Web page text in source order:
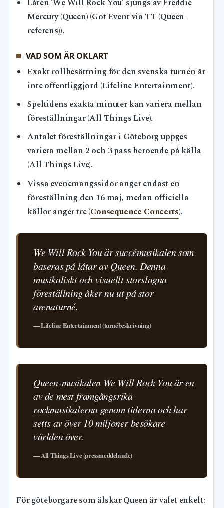
Låten ’We Will Rock You’ sjungs av Freddie
Mercury (Queen) (Got Event via TT (Queen-
referens)).
VAD SOM ÄR OKLART
Exakt rollbesättning för den svenska turnén är
inte offentliggjord (Lifeline Entertainment).
Speltidens exakta minuter kan variera mellan
föreställningar (All Things Live).
Antalet föreställningar i Göteborg uppges
variera mellan 2 och 3 pass beroende på källa
(All Things Live).
Vissa evenemangssidor anger endast en
föreställning den 16 maj, medan officiella
källor anger tre (Consequence Concerts).
We Will Rock You är succémusikalen som
baseras på låtar av Queen. Denna
musikaliskt och visuellt storslagna
föreställning åker nu ut på stor
arenaturné.
— Lifeline Entertainment (turnébeskrivning)
Queen-musikalen We Will Rock You är en
av de mest framgångsrika
rockmusikalerna genom tiderna och har
setts av över 10 miljoner besökare
världen över.
— All Things Live (pressmeddelande)
För göteborgare som älskar Queen är valet enkelt: